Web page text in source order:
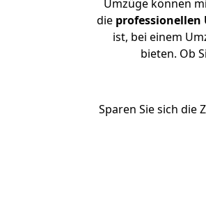
Umzüge können
die professionellen
ist, bei einem
bieten. Ob
Sparen Sie sich die